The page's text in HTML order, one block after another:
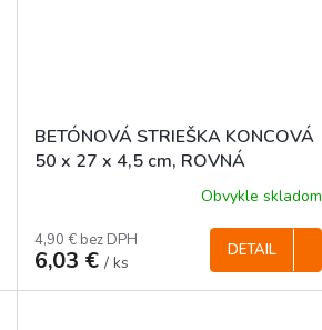
BETÓNOVÁ STRIEŠKA KONCOVÁ
50 x 27 x 4,5 cm, ROVNÁ
Obvykle skladom
4,90 € bez DPH
6,03 €/ ks
DETAIL